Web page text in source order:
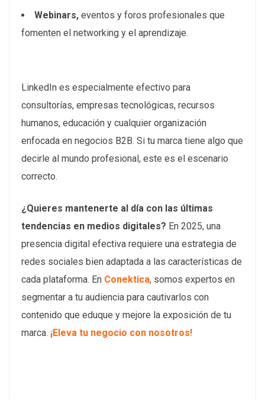
Webinars, eventos y foros profesionales que
fomenten el networking y el aprendizaje.
LinkedIn es especialmente efectivo para
consultorías, empresas tecnológicas, recursos
humanos, educación y cualquier organización
enfocada en negocios B2B. Si tu marca tiene algo que
decirle al mundo profesional, este es el escenario
correcto.
¿Quieres mantenerte al día con las últimas
tendencias en medios digitales? En 2025, una
presencia digital efectiva requiere una estrategia de
redes sociales bien adaptada a las características de
cada plataforma. En Conektica, somos expertos en
segmentar a tu audiencia para cautivarlos con
contenido que eduque y mejore la exposición de tu
marca. ¡Eleva tu negocio con nosotros!